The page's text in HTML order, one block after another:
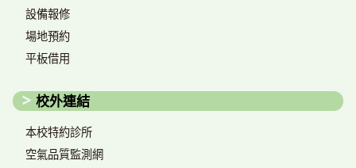
設備報修
場地預約
平板借用
校外連結
本校特約診所
空氣品質監測網